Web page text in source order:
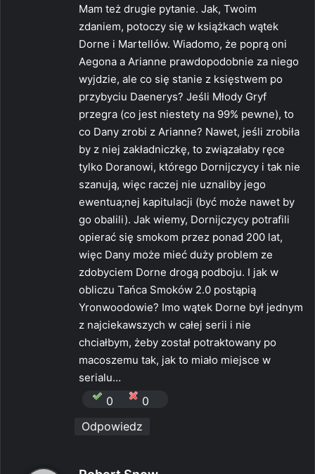
Mam też drugie pytanie. Jak, Twoim
zdaniem, potoczy się w książkach wątek
Dorne i Martellów. Wiadomo, że poprą oni
Aegona a Arianne prawdopodobnie za niego
wyjdzie, ale co się stanie z księstwem po
przybyciu Daenerys? Jeśli Młody Gryf
przegra (co jest niestety na 99% pewne), to
co Dany zrobi z Arianne? Nawet, jeśli zrobiła
by z niej zakładniczkę, to związałaby ręce
tylko Doranowi, którego Dornijczycy i tak nie
szanują, więc raczej nie uznaliby jego
ewentua;nej kapitulacji (być może nawet by
go obalili). Jak wiemy, Dornijczycy potrafili
opierać się smokom przez ponad 200 lat,
więc Dany może mieć duży problem ze
zdobyciem Dorne drogą podboju. I jak w
obliczu Tańca Smoków 2.0 postąpią
Yronwoodowie? Imo wątek Dorne był jednym
z najciekawszych w całej serii i nie
chciałbym, żeby został potraktowany po
macoszemu tak, jak to miało miejsce w
serialu…
0
0
Odpowiedz